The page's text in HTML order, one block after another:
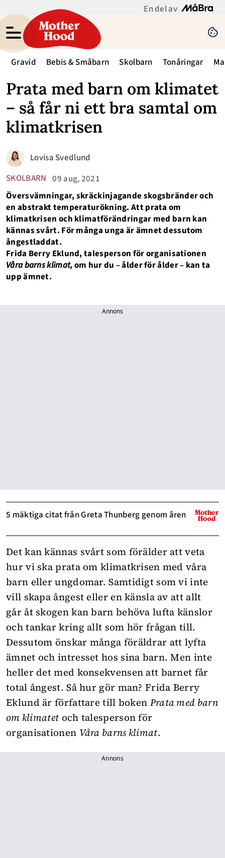
En del av
Gravid Bebis & Småbarn Skolbarn Tonåringar
Prata med barn om klimatet
– så får ni ett bra samtal om
klimatkrisen
SKOLBARN 09 aug, 2021
Lovisa Svedlund
Översvämningar, skräckinjagande skogsbränder och
en abstrakt temperaturökning. Att prata om
klimatkrisen och klimatförändringar med barn kan
kännas svårt. För många unga är ämnet dessutom
ångestladdat.
Frida Berry Eklund, talesperson för organisationen
Våra barns klimat,om hur du – ålder för ålder – kan ta
upp ämnet.
Annons
5 mäktiga citat från Greta Thunberg genom åren
Det kan kännas svårt som förälder att veta
hur vi ska prata om klimatkrisen med våra
barn eller ungdomar. Samtidigt som vi inte
vill skapa ångest eller en känsla av att allt
går åt skogen kan barn behöva lufta känslor
och tankar kring allt som hör frågan till.
Dessutom önskar många föräldrar att lyfta
ämnet och intresset hos sina barn. Men inte
heller det med konsekvensen att barnet får
total ångest. Så hur gör man? Frida Berry
Eklund är författare till boken Prata med barn
om klimatet och talesperson för
organisationen Våra barns klimat.
Annons